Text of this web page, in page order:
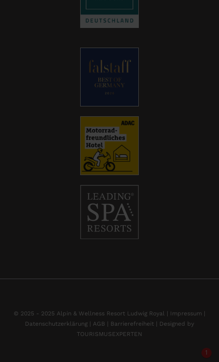
© 2025 - 2025 Alpin & Wellness Resort Ludwig Royal | Impressum |
Datenschutzerklärung | AGB | Barrierefreiheit | Designed by
TOURISMUSEXPERTEN
1